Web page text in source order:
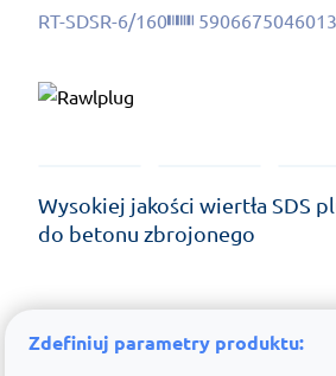
RT-SDSR-6/160 5906675046013
Wysokiej jakości wiertła SDS
do betonu zbrojonego
Zdefiniuj parametry produktu: